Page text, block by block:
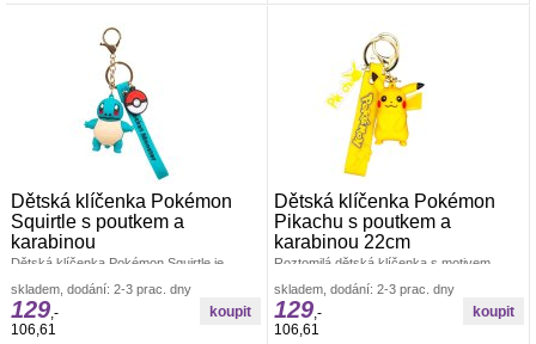
Dětská klíčenka Pokémon
Squirtle s poutkem a
karabinou
Dětská klíčenka Pokémon Squirtle je
trenéry Pokémonů.Roztomilá postavička
Přívěšky a klíčenky Pokémon
skladem, dodání: 2-3 prac. dny
129,-
106,61
Dětská klíčenka Pokémon
Pikachu s poutkem a
karabinou 22cm
Roztomilá dětská klíčenka s motivem
potěší každého malého fanouška.Figurka
Školní potřeby Přívěšky a klíčenky
skladem, dodání: 2-3 prac. dny
129,-
106,61